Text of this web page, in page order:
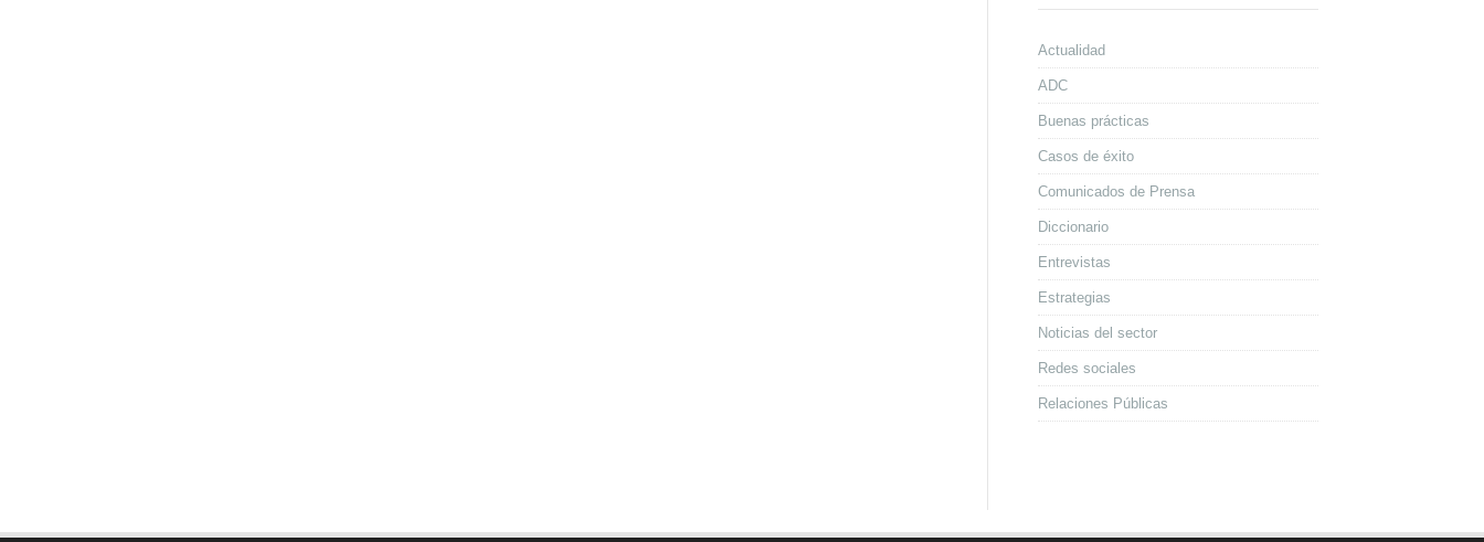
Actualidad
ADC
Buenas prácticas
Casos de éxito
Comunicados de Prensa
Diccionario
Entrevistas
Estrategias
Noticias del sector
Redes sociales
Relaciones Públicas